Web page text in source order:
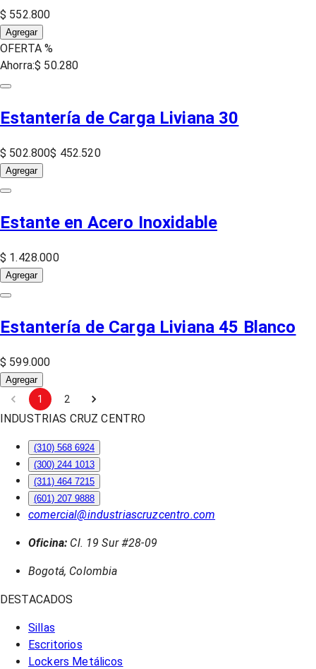
$ 552.800
Agregar
OFERTA %
Ahorra:$ 50.280
Estantería de Carga Liviana 30
$ 502.800$ 452.520
Agregar
Estante en Acero Inoxidable
$ 1.428.000
Agregar
Estantería de Carga Liviana 45 Blanco
$ 599.000
Agregar
1 2
INDUSTRIAS CRUZ CENTRO
(310) 568 6924
(300) 244 1013
(311) 464 7215
(601) 207 9888
comercial@industriascruzcentro.com
Oficina: Cl. 19 Sur #28-09
Bogotá, Colombia
DESTACADOS
Sillas
Escritorios
Lockers Metálicos